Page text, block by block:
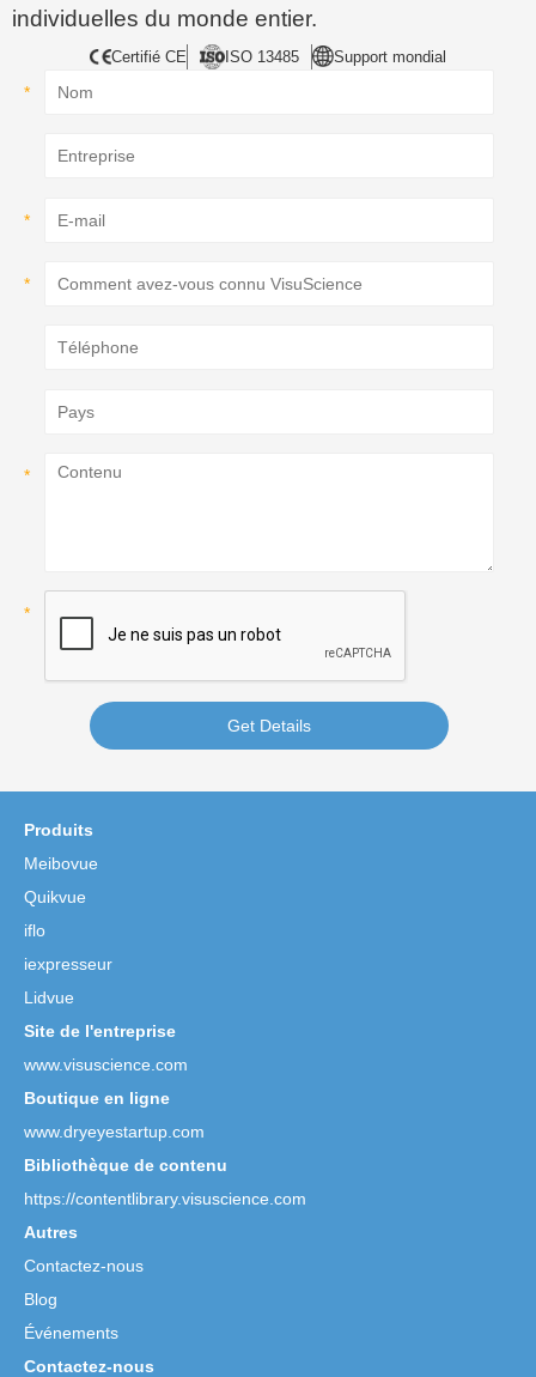
individuelles du monde entier.
Certifié CE ISO 13485 Support mondial
Get Details
Produits
Meibovue
Quikvue
iflo
iexpresseur
Lidvue
Site de l'entreprise
www.visuscience.com
Boutique en ligne
www.dryeyestartup.com
Bibliothèque de contenu
https://contentlibrary.visuscience.com
Autres
Contactez-nous
Blog
Événements
Contactez-nous